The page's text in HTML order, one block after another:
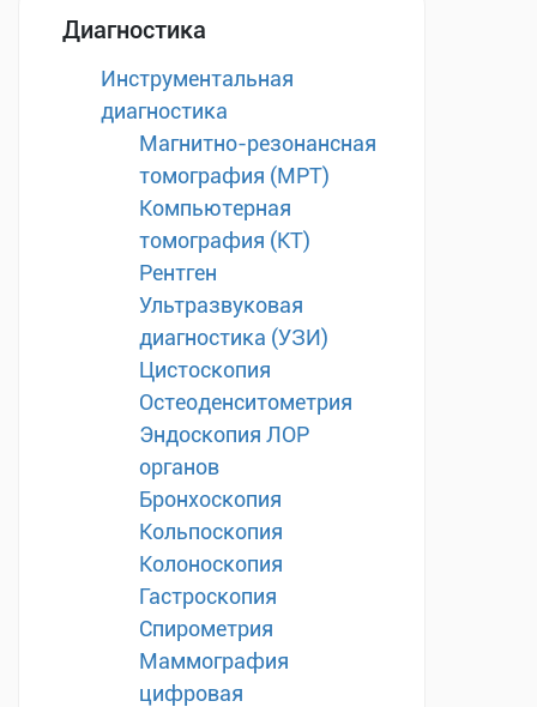
Диагностика
Инструментальная
диагностика
Магнитно-резонансная
томография (МРТ)
Компьютерная
томография (КТ)
Рентген
Ультразвуковая
диагностика (УЗИ)
Цистоскопия
Остеоденситометрия
Эндоскопия ЛОР
органов
Бронхоскопия
Кольпоскопия
Колоноскопия
Гастроскопия
Спирометрия
Маммография
цифровая